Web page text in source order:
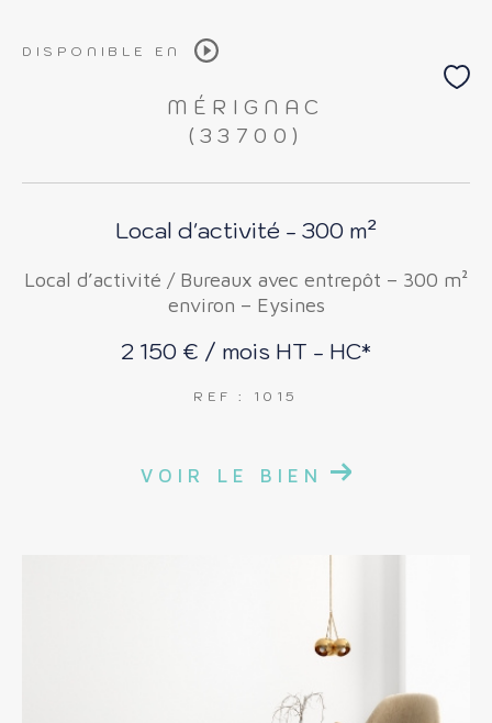
DISPONIBLE EN
MÉRIGNAC
(33700)
Local d'activité - 300 m²
Local d’activité / Bureaux avec entrepôt – 300 m²
environ – Eysines
2 150 € / mois HT - HC*
REF : 1015
VOIR LE BIEN